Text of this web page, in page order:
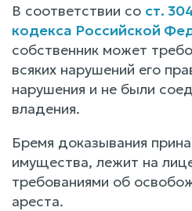
В соответствии со ст.
кодекса Российской
собственник может
всяких нарушений его
нарушения и не были
владения.
Бремя доказывания
имущества, лежит на
требованиями об
ареста.